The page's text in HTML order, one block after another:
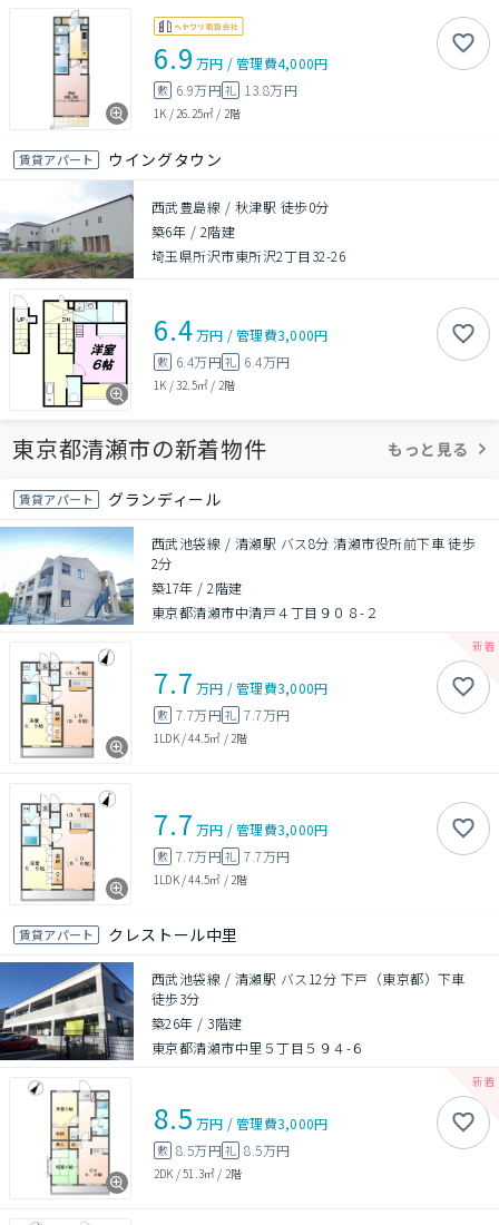
6.9 万円 /管理費4,000円
敷 6.9万円礼 13.8万円
1K /26.25㎡ / 2階
賃貸アパート ウイングタウン
西武豊島線 / 秋津駅 徒歩0分
築6年 / 2階建
埼玉県所沢市東所沢2丁目32-26
6.4万円 /管理費3,000円
敷 6.4万円礼 6.4万円
1K /32.5㎡ / 2階
東京都清瀬市の新着物件 もっと見る
賃貸アパート グランディール
西武池袋線 / 清瀬駅 バス8分 清瀬市役所前下車 徒歩
2分
築17年 /2階建
東京都清瀬市中清戸４丁目９０８-２
7.7 万円 /管理費3,000円
敷 7.7万円礼 7.7万円
1LDK/44.5㎡ / 2階
7.7 万円 /管理費3,000円
敷 7.7万円礼 7.7万円
1LDK/44.5㎡ / 2階
賃貸アパート クレストール中里
西武池袋線 / 清瀬駅 バス12分 下戸（東京都）下車
徒歩3分
築26年 / 3階建
東京都清瀬市中里５丁目５９４-６
8.5 万円 /管理費3,000円
敷 8.5万円礼 8.5万円
2DK /51.3㎡ / 2階